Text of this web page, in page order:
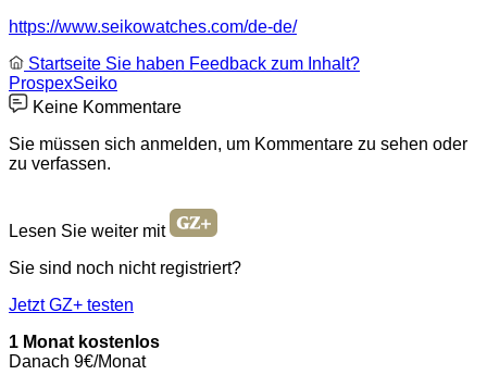
https://www.seikowatches.com/de-de/
Startseite Sie haben Feedback zum Inhalt?
ProspexSeiko
Keine Kommentare
Sie müssen sich anmelden, um Kommentare zu sehen oder
zu verfassen.
Lesen Sie weiter mit
Sie sind noch nicht registriert?
Jetzt GZ+ testen
1 Monat kostenlos
Danach 9€/Monat